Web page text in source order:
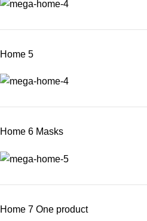
Home 5
Home 6 Masks
Home 7 One product